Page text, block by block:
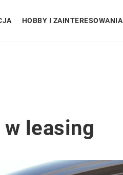
HOBBY I ZAINTERESOWANIA
leasing